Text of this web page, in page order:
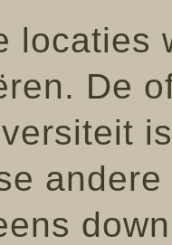
locaties
De